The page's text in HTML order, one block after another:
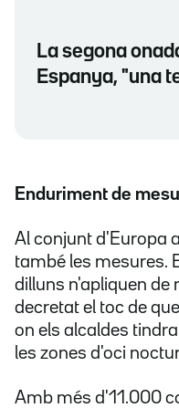
La segona
Espanya, "una
Enduriment de
Al conjunt d'Europa
també les mesures.
dilluns n'apliquen de
decretat el toc de
on els alcaldes
les zones d'oci
Amb més d'11.000